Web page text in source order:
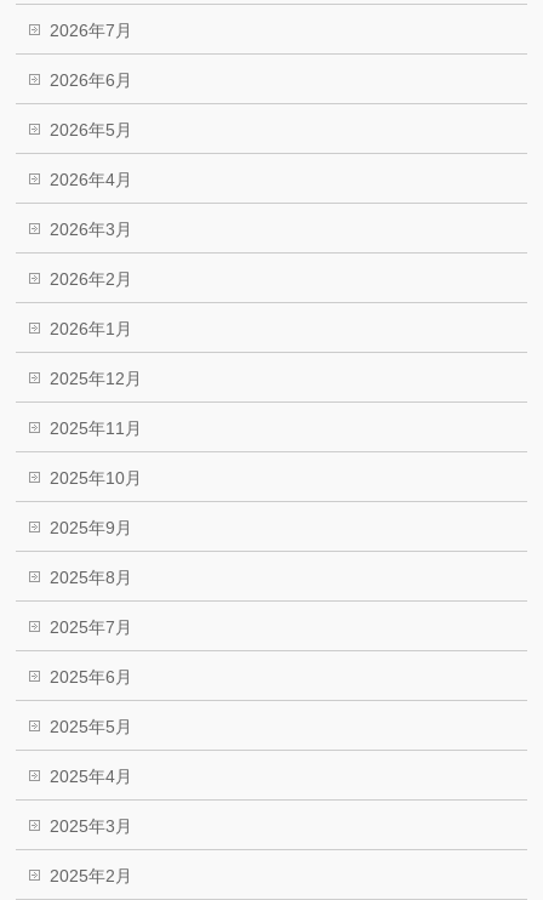
2026年7月
2026年6月
2026年5月
2026年4月
2026年3月
2026年2月
2026年1月
2025年12月
2025年11月
2025年10月
2025年9月
2025年8月
2025年7月
2025年6月
2025年5月
2025年4月
2025年3月
2025年2月